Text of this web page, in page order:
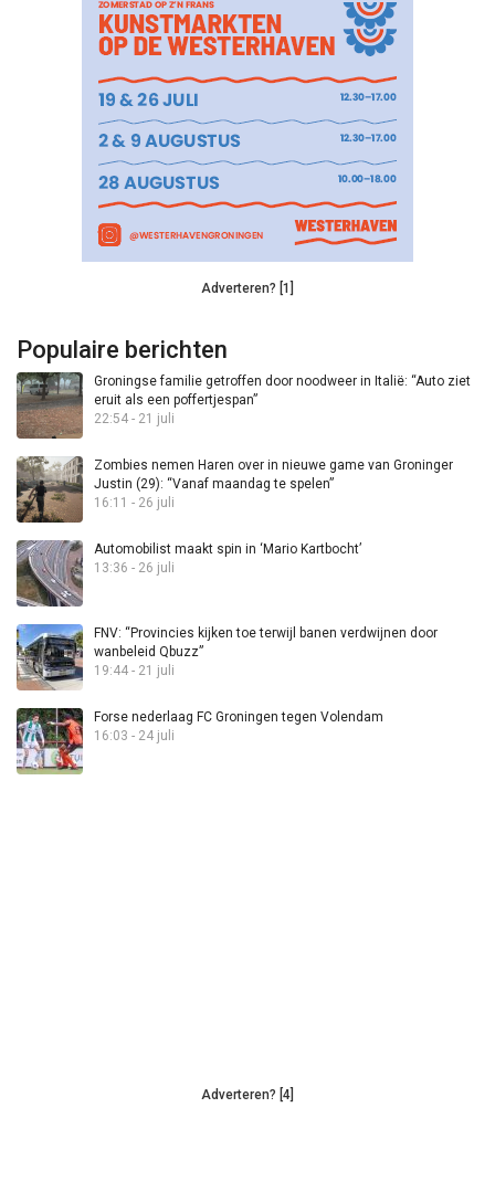
Adverteren? [1]
Populaire berichten
Groningse familie getroffen door noodweer in Italië: “Auto ziet
eruit als een poffertjespan”
22:54 - 21 juli
Zombies nemen Haren over in nieuwe game van Groninger
Justin (29): “Vanaf maandag te spelen”
16:11 - 26 juli
Automobilist maakt spin in ‘Mario Kartbocht’
13:36 - 26 juli
FNV: “Provincies kijken toe terwijl banen verdwijnen door
wanbeleid Qbuzz”
19:44 - 21 juli
Forse nederlaag FC Groningen tegen Volendam
16:03 - 24 juli
Adverteren? [4]